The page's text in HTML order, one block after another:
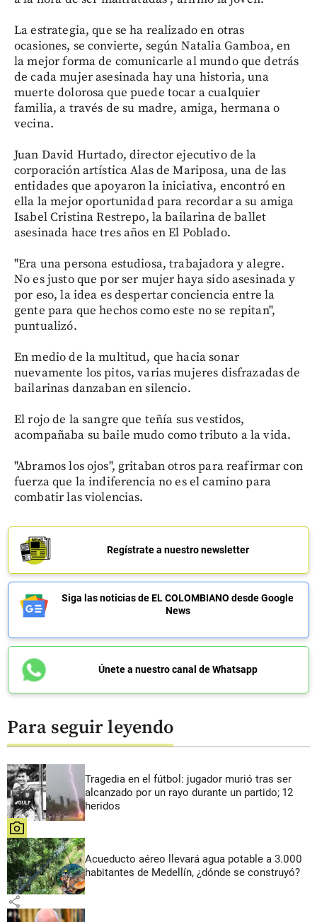
La estrategia, que se ha realizado en otras
ocasiones, se convierte, según Natalia Gamboa, en
la mejor forma de comunicarle al mundo que detrás
de cada mujer asesinada hay una historia, una
muerte dolorosa que puede tocar a cualquier
familia, a través de su madre, amiga, hermana o
vecina.
Juan David Hurtado, director ejecutivo de la
corporación artística Alas de Mariposa, una de las
entidades que apoyaron la iniciativa, encontró en
ella la mejor oportunidad para recordar a su amiga
Isabel Cristina Restrepo, la bailarina de ballet
asesinada hace tres años en El Poblado.
"Era una persona estudiosa, trabajadora y alegre.
No es justo que por ser mujer haya sido asesinada y
por eso, la idea es despertar conciencia entre la
gente para que hechos como este no se repitan",
puntualizó.
En medio de la multitud, que hacia sonar
nuevamente los pitos, varias mujeres disfrazadas de
bailarinas danzaban en silencio.
El rojo de la sangre que teñía sus vestidos,
acompañaba su baile mudo como tributo a la vida.
"Abramos los ojos", gritaban otros para reafirmar con
fuerza que la indiferencia no es el camino para
combatir las violencias.
Regístrate a nuestro newsletter
Siga las noticias de EL COLOMBIANO desde Google
News
Únete a nuestro canal de Whatsapp
Para seguir leyendo
Tragedia en el fútbol: jugador murió tras ser
alcanzado por un rayo durante un partido; 12
heridos
share
Acueducto aéreo llevará agua potable a 3.000
habitantes de Medellín, ¿dónde se construyó?
share